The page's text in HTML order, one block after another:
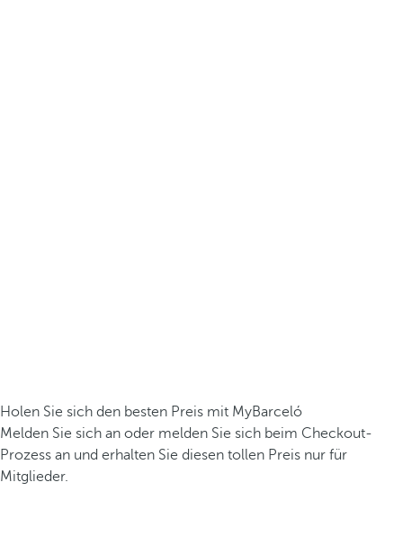
Holen Sie sich den besten Preis mit MyBarceló
Melden Sie sich an oder melden Sie sich beim Checkout-
Prozess an und erhalten Sie diesen tollen Preis nur für
Mitglieder.